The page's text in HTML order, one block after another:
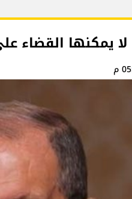
يمكنها القضاء